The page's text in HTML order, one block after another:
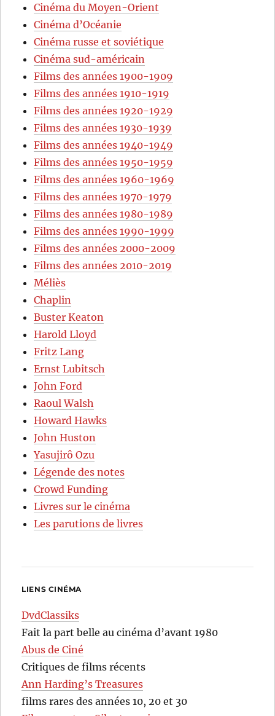
Cinéma du Moyen-Orient
Cinéma d’Océanie
Cinéma russe et soviétique
Cinéma sud-américain
Films des années 1900-1909
Films des années 1910-1919
Films des années 1920-1929
Films des années 1930-1939
Films des années 1940-1949
Films des années 1950-1959
Films des années 1960-1969
Films des années 1970-1979
Films des années 1980-1989
Films des années 1990-1999
Films des années 2000-2009
Films des années 2010-2019
Méliès
Chaplin
Buster Keaton
Harold Lloyd
Fritz Lang
Ernst Lubitsch
John Ford
Raoul Walsh
Howard Hawks
John Huston
Yasujirô Ozu
Légende des notes
Crowd Funding
Livres sur le cinéma
Les parutions de livres
LIENS CINÉMA
DvdClassiks
Fait la part belle au cinéma d’avant 1980
Abus de Ciné
Critiques de films récents
Ann Harding’s Treasures
films rares des années 10, 20 et 30